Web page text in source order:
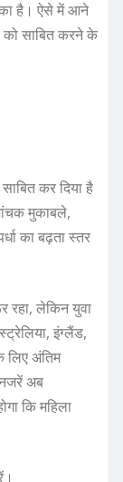
है। ऐसे में आने
को साबित करने के
कर दिया है
मुकाबले,
का बढ़ता स्तर
रहा, लेकिन युवा
इंग्लैंड,
लिए अंतिम
अब
कि महिला